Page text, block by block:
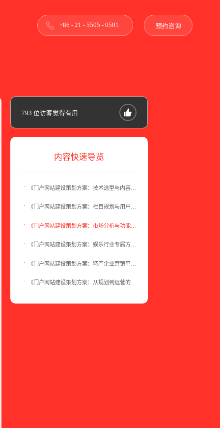
+86 - 21 - 5505 - 0501 预约咨询
793 位访客觉得有用
内容快速导览
《门户网站建设策划方案：技术选型与内容策略》
《门户网站建设策划方案：栏目规划与用户定位》
《门户网站建设策划方案：市场分析与功能定位》
《门户网站建设策划方案：娱乐行业专属方案》
《门户网站建设策划方案：特产企业营销平台》
《门户网站建设策划方案：从规划到运营的全流程指南》